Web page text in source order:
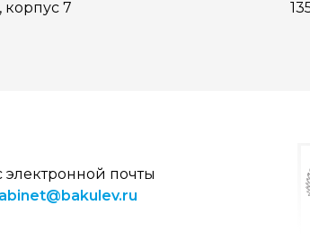
7
электронной почты